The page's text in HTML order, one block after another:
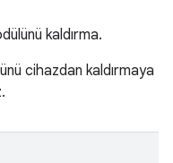
kaldırma.
cihazdan kaldırmaya